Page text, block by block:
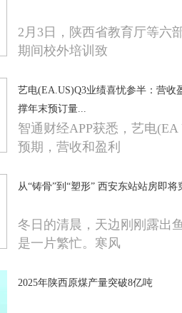
2月3日，陕西省教育厅等六
期间校外培训致
艺电(EA.US)Q3业绩喜忧参半：营收
撑年末预订量...
智通财经APP获悉，艺电
预期，营收和盈利
从“铸骨”到“塑形” 西安东站站房即将
冬日的清晨，天边刚刚露出
是一片繁忙。寒风
2025年陕西原煤产量突破8亿吨